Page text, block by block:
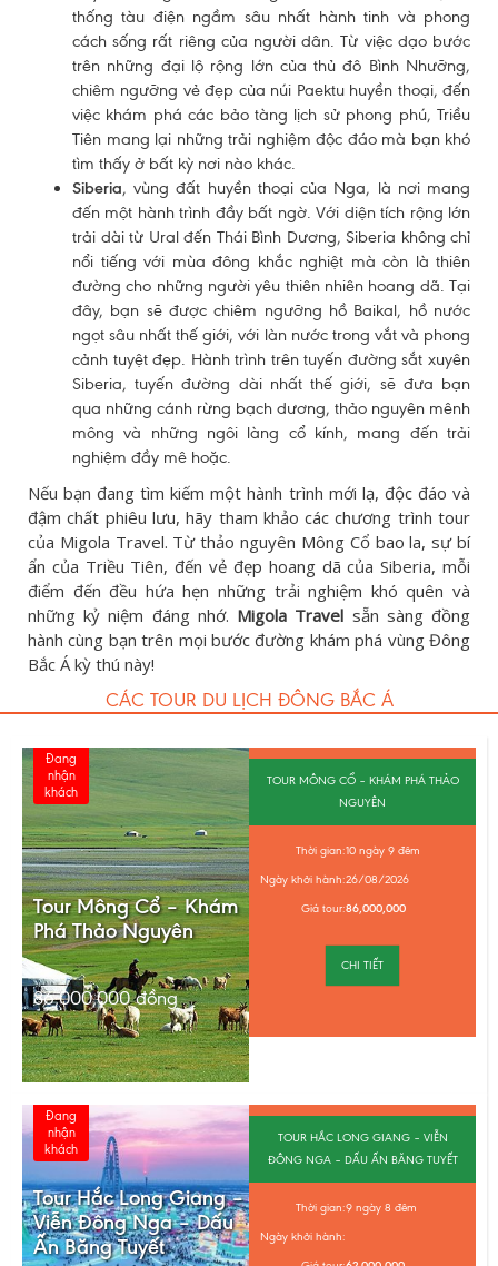
thống tàu điện ngầm sâu nhất hành tinh và phong
cách sống rất riêng của người dân. Từ việc dạo bước
trên những đại lộ rộng lớn của thủ đô Bình Nhưỡng,
chiêm ngưỡng vẻ đẹp của núi Paektu huyền thoại, đến
việc khám phá các bảo tàng lịch sử phong phú, Triều
Tiên mang lại những trải nghiệm độc đáo mà bạn khó
tìm thấy ở bất kỳ nơi nào khác.
Siberia, vùng đất huyền thoại của Nga, là nơi mang
đến một hành trình đầy bất ngờ. Với diện tích rộng lớn
trải dài từ Ural đến Thái Bình Dương, Siberia không chỉ
nổi tiếng với mùa đông khắc nghiệt mà còn là thiên
đường cho những người yêu thiên nhiên hoang dã. Tại
đây, bạn sẽ được chiêm ngưỡng hồ Baikal, hồ nước
ngọt sâu nhất thế giới, với làn nước trong vắt và phong
cảnh tuyệt đẹp. Hành trình trên tuyến đường sắt xuyên
Siberia, tuyến đường dài nhất thế giới, sẽ đưa bạn
qua những cánh rừng bạch dương, thảo nguyên mênh
mông và những ngôi làng cổ kính, mang đến trải
nghiệm đầy mê hoặc.
Nếu bạn đang tìm kiếm một hành trình mới lạ, độc đáo và
đậm chất phiêu lưu, hãy tham khảo các chương trình tour
của Migola Travel. Từ thảo nguyên Mông Cổ bao la, sự bí
ẩn của Triều Tiên, đến vẻ đẹp hoang dã của Siberia, mỗi
điểm đến đều hứa hẹn những trải nghiệm khó quên và
những kỷ niệm đáng nhớ. Migola Travel sẵn sàng đồng
hành cùng bạn trên mọi bước đường khám phá vùng Đông
Bắc Á kỳ thú này!
CÁC TOUR DU LỊCH ĐÔNG BẮC Á
Đang
nhận
khách
Tour Mông Cổ – Khám
Phá Thảo Nguyên
86,000,000đồng
TOUR MÔNG CỔ – KHÁM PHÁ THẢO
NGUYÊN
Thời gian:10 ngày 9 đêm
Ngày khởi hành:26/08/2026
Giá tour:86,000,000
CHI TIẾT
Đang
nhận
khách
Tour Hắc Long Giang –
Viễn Đông Nga – Dấu
Ấn Băng Tuyết
TOUR HẮC LONG GIANG – VIỄN
ĐÔNG NGA – DẤU ẤN BĂNG TUYẾT
Thời gian:9 ngày 8 đêm
Ngày khởi hành: